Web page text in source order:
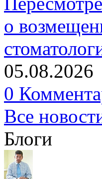
о
05.08.2026
0
Все
Блоги